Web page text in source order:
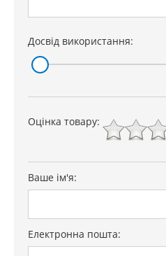
Досвід використання:
Оцінка товару:
Ваше ім'я:
Електронна пошта: